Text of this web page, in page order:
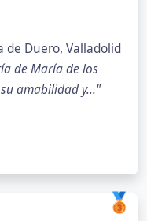
de Duero, Valladolid
de María de los
amabilidad y..."
🥉